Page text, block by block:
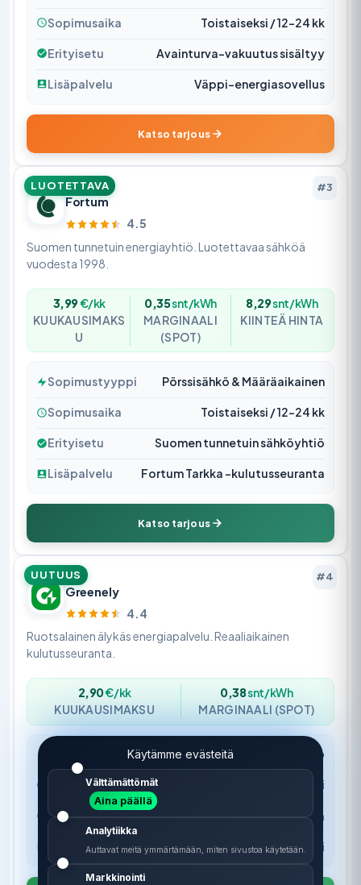
Sopimusaika Toistaiseksi / 12–24 kk
Erityisetu Avainturva-vakuutus sisältyy
Lisäpalvelu Väppi-energiasovellus
Katso tarjous
LUOTETTAVA #3
Fortum
4.5
Suomen tunnetuin energiayhtiö. Luotettavaa sähköä
vuodesta 1998.
3,99€/kk
KUUKAUSIMAKS
U
0,35snt/kWh
MARGINAALI
(SPOT)
8,29snt/kWh
KIINTEÄ HINTA
Sopimustyyppi Pörssisähkö & Määräaikainen
Sopimusaika Toistaiseksi / 12–24 kk
Erityisetu Suomen tunnetuin sähköyhtiö
Lisäpalvelu Fortum Tarkka -kulutusseuranta
Katso tarjous
UUTUUS #4
Greenely
4.4
Ruotsalainen älykäs energiapalvelu. Reaaliaikainen
kulutusseuranta.
2,90€/kk
KUUKAUSIMAKSU
0,38snt/kWh
MARGINAALI (SPOT)
Sopimustyyppi Pörssisähkö
Sopimusaika Toistaiseksi
Erityisetu Reaaliaikainen kulutuksen seuranta
Lisäpalvelu Automaattinen optimointi
Käytämme evästeitä
Välttämättömät
Aina päällä
Analytiikka
Auttavat meitä ymmärtämään, miten sivustoa käytetään.
Markkinointi